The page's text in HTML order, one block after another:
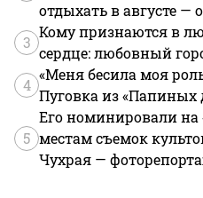
отдыхать в августе —
3
Кому признаются в
сердце: любовный
4
«Меня бесила моя
Пуговка из «Папиных
5
Его номинировали на
местам съемок
Чухрая —